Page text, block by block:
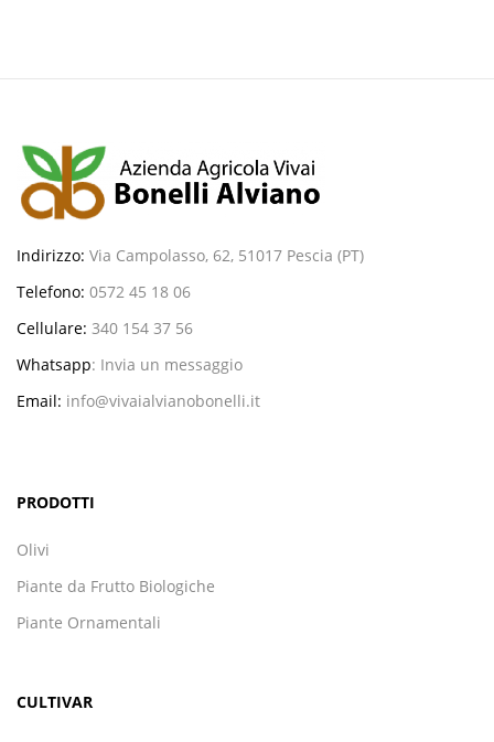
Indirizzo: Via Campolasso, 62, 51017 Pescia (PT)
Telefono: 0572 45 18 06
Cellulare: 340 154 37 56
Whatsapp: Invia un messaggio
Email: info@vivaialvianobonelli.it
PRODOTTI
Olivi
Piante da Frutto Biologiche
Piante Ornamentali
CULTIVAR